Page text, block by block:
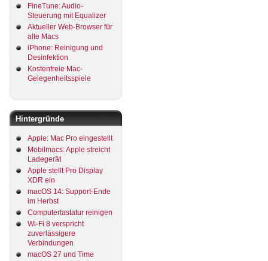
FineTune: Audio-
Steuerung mit Equalizer
Aktueller Web-Browser für
alte Macs
iPhone: Reinigung und
Desinfektion
Kostenfreie Mac-
Gelegenheitsspiele
Hintergründe
Apple: Mac Pro eingestellt
Mobilmacs: Apple streicht
Ladegerät
Apple stellt Pro Display
XDR ein
macOS 14: Support-Ende
im Herbst
Computertastatur reinigen
Wi-Fi 8 verspricht
zuverlässigere
Verbindungen
macOS 27 und Time